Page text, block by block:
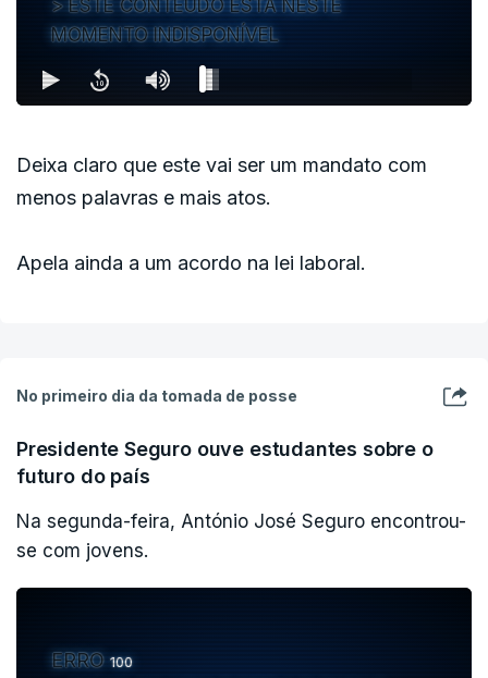
ESTE CONTEÚDO ESTÁ NESTE
MOMENTO INDISPONÍVEL
Deixa claro que este vai ser um mandato com
menos palavras e mais atos.
Apela ainda a um acordo na lei laboral.
No primeiro dia da tomada de posse
Presidente Seguro ouve estudantes sobre o
futuro do país
Na segunda-feira, António José Seguro encontrou-
se com jovens.
ERRO 100